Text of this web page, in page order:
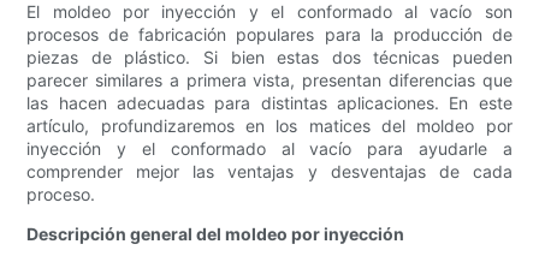
El moldeo por inyección y el conformado al vacío son
procesos de fabricación populares para la producción de
piezas de plástico. Si bien estas dos técnicas pueden
parecer similares a primera vista, presentan diferencias que
las hacen adecuadas para distintas aplicaciones. En este
artículo, profundizaremos en los matices del moldeo por
inyección y el conformado al vacío para ayudarle a
comprender mejor las ventajas y desventajas de cada
proceso.
Descripción general del moldeo por inyección